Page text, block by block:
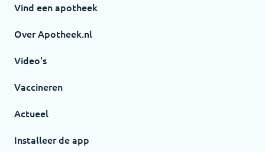
Vind een apotheek
Over Apotheek.nl
Video's
Vaccineren
Actueel
Installeer de app